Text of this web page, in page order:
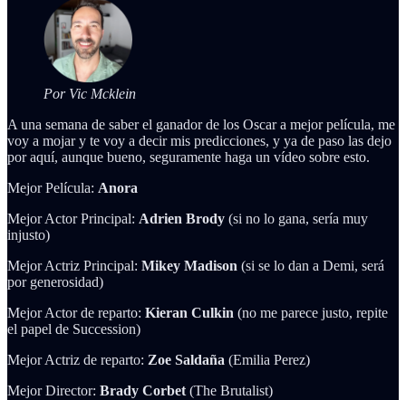
Por Vic Mcklein
A una semana de saber el ganador de los Oscar a mejor película, me
voy a mojar y te voy a decir mis predicciones, y ya de paso las dejo
por aquí, aunque bueno, seguramente haga un vídeo sobre esto.
Mejor Película: Anora
Mejor Actor Principal: Adrien Brody (si no lo gana, sería muy
injusto)
Mejor Actriz Principal: Mikey Madison (si se lo dan a Demi, será
por generosidad)
Mejor Actor de reparto: Kieran Culkin (no me parece justo, repite
el papel de Succession)
Mejor Actriz de reparto: Zoe Saldaña (Emilia Perez)
Mejor Director: Brady Corbet (The Brutalist)